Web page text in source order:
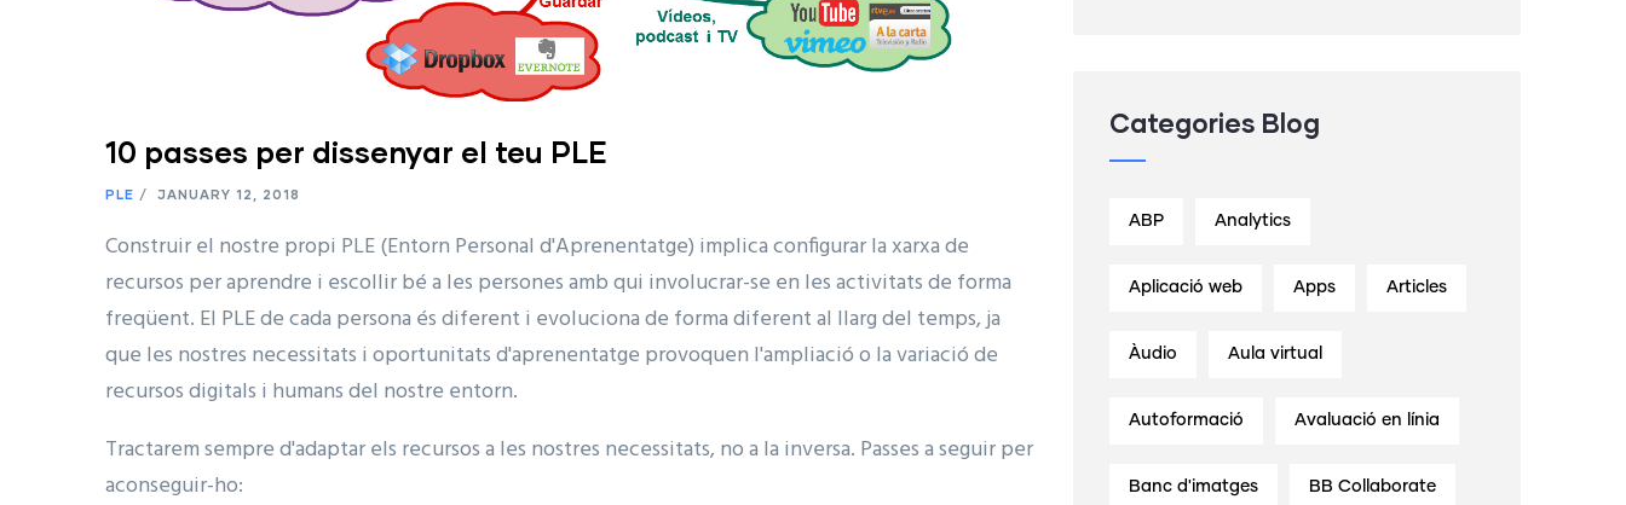
10 passes per dissenyar el teu PLE
PLE / JANUARY 12, 2018
Construir el nostre propi PLE (Entorn Personal d'Aprenentatge) implica configurar la xarxa de
recursos per aprendre i escollir bé a les persones amb qui involucrar-se en les activitats de forma
freqüent. El PLE de cada persona és diferent i evoluciona de forma diferent al llarg del temps, ja
que les nostres necessitats i oportunitats d'aprenentatge provoquen l'ampliació o la variació de
recursos digitals i humans del nostre entorn.
Tractarem sempre d'adaptar els recursos a les nostres necessitats, no a la inversa. Passes a seguir per
aconseguir-ho:
Categories Blog
ABP Analytics
Aplicació web Apps Articles
Àudio Aula virtual
Autoformació Avaluació en línia
Banc d'imatges BB Collaborate